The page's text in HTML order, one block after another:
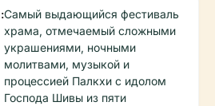
Самый выдающийся фестиваль
храма, отмечаемый сложными
украшениями, ночными
молитвами, музыкой и
процессией Палкхи с идолом
Господа Шивы из пяти